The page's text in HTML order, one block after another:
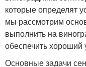
которые определят
мы рассмотрим
выполнить на
обеспечить
Основные задачи